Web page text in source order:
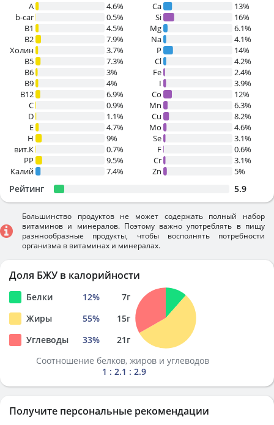
A
4.6%
b-car
0.5%
В1
4.5%
B2
7.9%
Холин
3.7%
B5
7.3%
B6
3%
B9
4%
B12
6.9%
C
0.9%
D
1.1%
E
4.7%
H
9%
вит.К
0.7%
PP
9.5%
Калий
7.4%
Ca
13%
Si
16%
Mg
6.1%
Na
4.1%
P
14%
Cl
4.2%
Fe
2.4%
I
3.9%
Co
12%
Mn
6.3%
Cu
8.2%
Mo
4.6%
Se
3.1%
F
0.6%
Cr
3.1%
Zn
5%
Рейтинг 5.9
Большинство продуктов не может содержать полный набор
витаминов и минералов. Поэтому важно употреблять в пищу
разннообразные продукты, чтобы восполнять потребности
организма в витаминах и минералах.
Доля БЖУ в калорийности
Белки 12% 7г
Жиры
55% 15г
Углеводы
33% 21г
Соотношение белков, жиров и углеводов
1 : 2.1 : 2.9
Получите персональные рекомендации